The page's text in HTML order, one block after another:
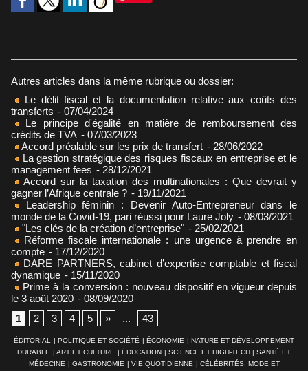
Autres articles dans la même rubrique ou dossier:
Le délit fiscal et la documentation relative aux coûts des
transferts - 07/04/2024
Le principe d'égalité en matière de remboursement des
crédits de TVA - 07/03/2023
Accord préalable sur les prix de transfert - 28/06/2022
La gestion stratégique des risques fiscaux en entreprise et le
management fees - 28/12/2021
Accord sur la taxation des multinationales : Que devrait y
gagner l’Afrique centrale ? - 19/11/2021
Leadership féminin : Devenir Auto-Entrepreneur dans le
monde de la Covid-19, pari réussi pour Laure Joly - 08/03/2021
"Les clés de la création d’entreprise" - 25/02/2021
Réforme fiscale internationale : une urgence à prendre en
compte - 17/12/2020
DARE PARTNERS, cabinet d’expertise comptable et fiscal
dynamique - 15/11/2020
Prime à la conversion : nouveau dispositif en vigueur depuis
le 3 août 2020 - 08/09/2020
1
2 3 4 5 » ... 43
ÉDITORIAL | POLITIQUE ET SOCIÉTÉ | ÉCONOMIE | NATURE ET DÉVELOPPEMENT
DURABLE | ART ET CULTURE | ÉDUCATION | SCIENCE ET HIGH-TECH | SANTÉ ET
MÉDECINE | GASTRONOMIE | VIE QUOTIDIENNE | CÉLÉBRITÉS, MODE ET